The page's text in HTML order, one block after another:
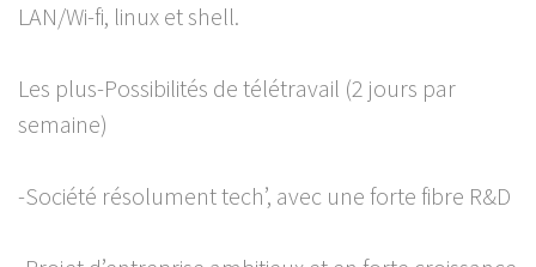
LAN/Wi-fi, linux et shell.
Les plus-Possibilités de télétravail (2 jours par
semaine)
-Société résolument tech’, avec une forte fibre R&D